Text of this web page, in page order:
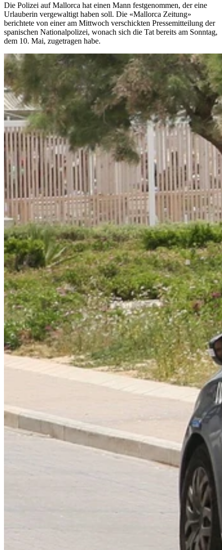
Die Polizei auf Mallorca hat einen Mann festgenommen, der eine
Urlauberin vergewaltigt haben soll. Die «Mallorca Zeitung»
berichtete von einer am Mittwoch verschickten Pressemitteilung der
spanischen Nationalpolizei, wonach sich die Tat bereits am Sonntag,
dem 10. Mai, zugetragen habe.